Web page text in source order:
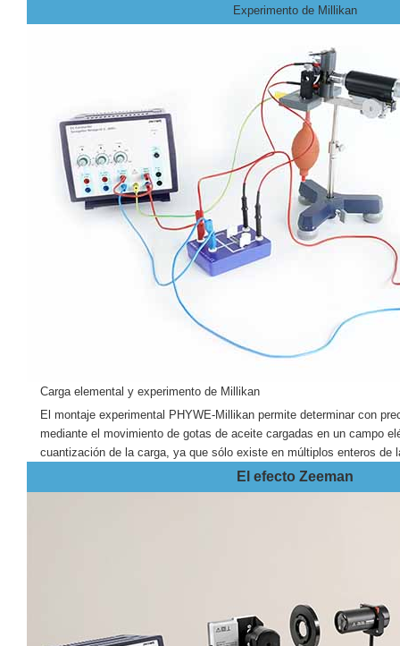
Experimento de Millikan
Carga elemental y experimento de Millikan
El montaje experimental PHYWE-Millikan permite determinar con
mediante el movimiento de gotas de aceite cargadas en un campo
cuantización de la carga, ya que sólo existe en múltiplos enteros de
El efecto Zeeman